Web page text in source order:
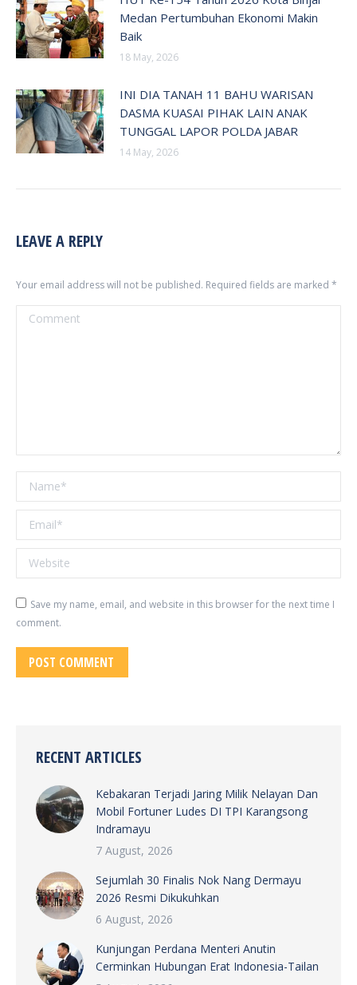
Medan Pertumbuhan Ekonomi Makin
Baik
18 May, 2026
INI DIA TANAH 11 BAHU WARISAN
DASMA KUASAI PIHAK LAIN ANAK
TUNGGAL LAPOR POLDA JABAR
14 May, 2026
LEAVE A REPLY
Your email address will not be published. Required fields are marked *
Comment
Name *
Email *
Website
Save my name, email, and website in this browser for the next time I
comment.
POST COMMENT
RECENT ARTICLES
Kebakaran Terjadi Jaring Milik Nelayan Dan
Mobil Fortuner Ludes DI TPI Karangsong
Indramayu
7 August, 2026
Sejumlah 30 Finalis Nok Nang Dermayu
2026 Resmi Dikukuhkan
6 August, 2026
Kunjungan Perdana Menteri Anutin
Cerminkan Hubungan Erat Indonesia-Tailan